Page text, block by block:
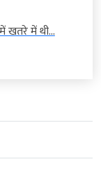
खतरे में थी...